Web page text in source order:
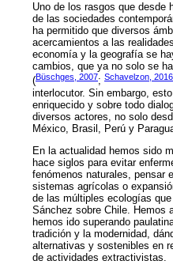
Uno de los rasgos que desde
de las sociedades
ha permitido que diversos
acercamientos a las
economía y la geografía se
cambios, que ya no solo se
(Büschges, 2007; Schavelzon, 2016
interlocutor. Sin embargo,
enriquecido y sobre todo
diversos actores, no solo
México, Brasil, Perú y
En la actualidad hemos sido
hace siglos para evitar
fenómenos naturales, pensar
sistemas agrícolas o
de las múltiples ecologías
Sánchez sobre Chile. Hemos
hemos ido superando
tradición y la modernidad,
alternativas y sostenibles en
de actividades extractivistas.